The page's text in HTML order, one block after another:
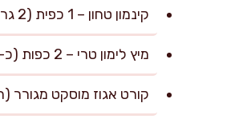
קינמון טחון – 1 כפית (2 גרם, לתיבול האגסים)
מיץ לימון טרי – 2 כפות (כ-25 מ”ל, לאיזון חומציות הפרי)
קורט אגוז מוסקט מגורר